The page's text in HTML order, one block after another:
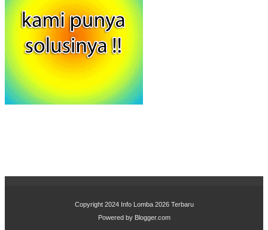
Copyright 2024 Info Lomba 2026 Terbaru
Powered by Blogger.com